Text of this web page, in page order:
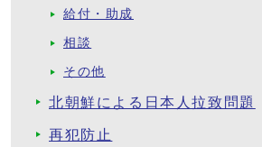
給付・助成
相談
その他
北朝鮮による日本人拉致問題
再犯防止